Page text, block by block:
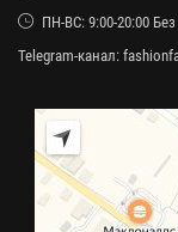
ПН-ВС: 9:00-20:00
Telegram-канал: